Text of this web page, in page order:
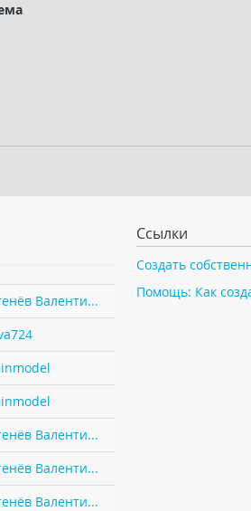
Валенти...
Валенти...
Валенти...
Валенти...
Ссылки
Создать
Помощь: Как